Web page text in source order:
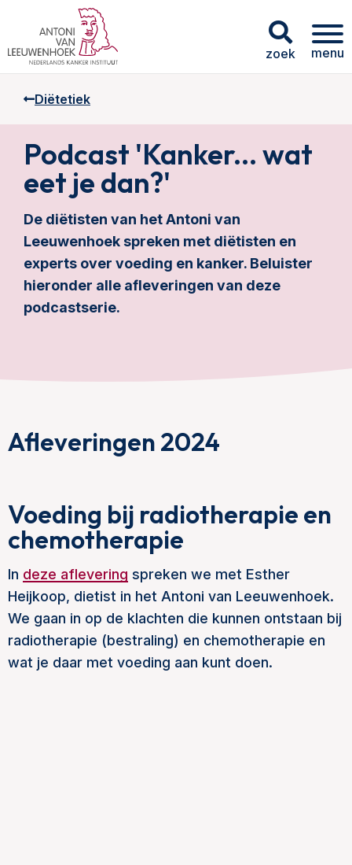
zoek menu
Diëtetiek
Podcast 'Kanker... wat
eet je dan?'
De diëtisten van het Antoni van
Leeuwenhoek spreken met diëtisten en
experts over voeding en kanker. Beluister
hieronder alle afleveringen van deze
podcastserie.
Afleveringen 2024
Voeding bij radiotherapie en
chemotherapie
In deze aflevering spreken we met Esther
Heijkoop, dietist in het Antoni van Leeuwenhoek.
We gaan in op de klachten die kunnen ontstaan bij
radiotherapie (bestraling) en chemotherapie en
wat je daar met voeding aan kunt doen.